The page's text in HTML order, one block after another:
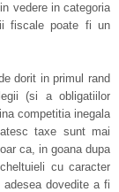
vedere in categoria
fiscale poate fi un
dorit in primul rand
(si a obligatiilor
competitia inegala
taxe sunt mai
ca, in goana dupa
cu caracter
dovedite a fi